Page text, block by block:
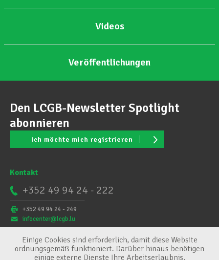
Videos
Veröffentlichungen
Den LCGB-Newsletter Spotlight
abonnieren
Ich möchte mich registrieren
Kontakt
+352 49 94 24 - 222
+352 49 94 24 - 249
infocenter@lcgb.lu
Einige Cookies sind erforderlich, damit diese Website
ordnungsgemäß funktioniert. Darüber hinaus benötigen
einige externe Dienste Ihre Arbeitserlaubnis.